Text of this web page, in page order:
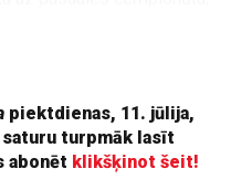
piektdienas, 11. jūlija,
turpmāk lasīt
abonēt klikšķinot šeit!